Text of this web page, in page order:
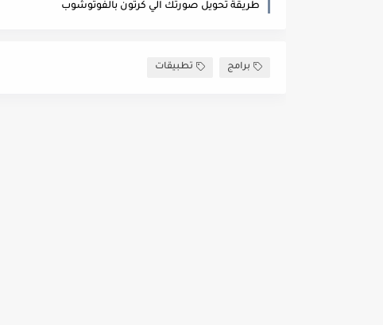
طريقة تحويل صورتك الي كرتون بالفوتوشوب
برامج تطبيقات